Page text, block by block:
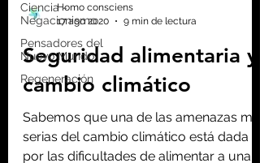
Ciencia -
Negacionismo
Pensadores del
Nuevo Mundo
RegeneraciónHomo consciens
17 ago 2020
9 min de lectura
Seguridad alimentaria y
cambio climático